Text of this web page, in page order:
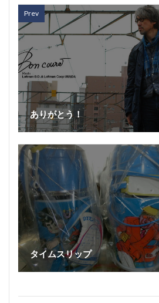
Prev
ありがとう！
タイムスリップ